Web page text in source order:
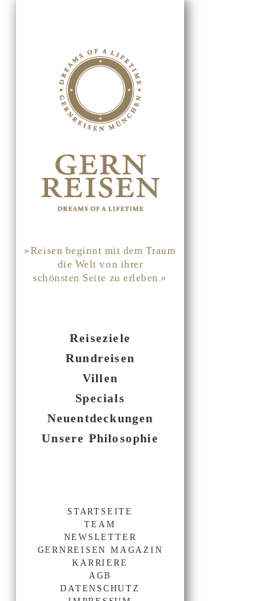
»Reisen beginnt mit dem Traum
die Welt von ihrer
schönsten Seite zu erleben.«
Reiseziele
Rundreisen
Villen
Specials
Neuentdeckungen
Unsere Philosophie
STARTSEITE
TEAM
NEWSLETTER
GERNREISEN MAGAZIN
KARRIERE
AGB
DATENSCHUTZ